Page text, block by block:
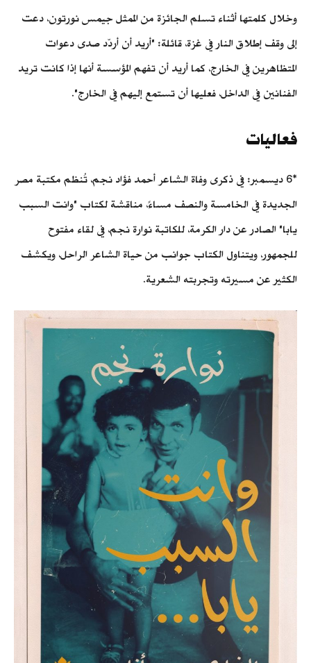
وخلال كلمتها أثناء تسلم الجائزة من الممثل جيمس نورتون، دعت
إلى وقف إطلاق النار في غزة، قائلة: "أريد أن أردّد صدى دعوات
المتظاهرين في الخارج، كما أريد أن تفهم المؤسسة أنها إذا كانت تريد
الفنانين في الداخل، فعليها أن تستمع إليهم في الخارج".
فعاليات
*6 ديسمبر: في ذكرى وفاة الشاعر أحمد فؤاد نجم، تُنظم مكتبة مصر
الجديدة في الخامسة والنصف مساءً، مناقشة لكتاب "وانت السبب
يابا" الصادر عن دار الكرمة، للكاتبة نوارة نجم، في لقاء مفتوح
للجمهور، ويتناول الكتاب جوانب من حياة الشاعر الراحل، ويكشف
الكثير عن مسيرته وتجربته الشعرية.